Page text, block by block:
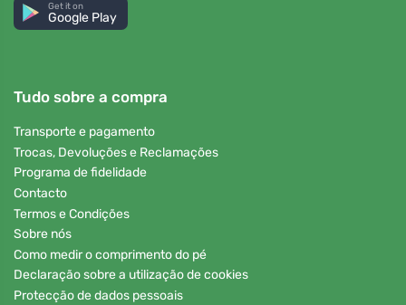
Get it on
Google Play
Tudo sobre a compra
Transporte e pagamento
Trocas, Devoluções e Reclamações
Programa de fidelidade
Contacto
Termos e Condições
Sobre nós
Como medir o comprimento do pé
Declaração sobre a utilização de cookies
Protecção de dados pessoais